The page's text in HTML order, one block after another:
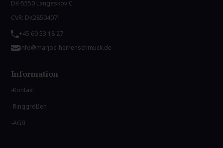
DK-5550 Langeskov C
CVR: DK28504071
+45 60 53 18 27
info@marjoe-herrenschmuck.de
Information
Kontakt
Ringgrößen
AGB